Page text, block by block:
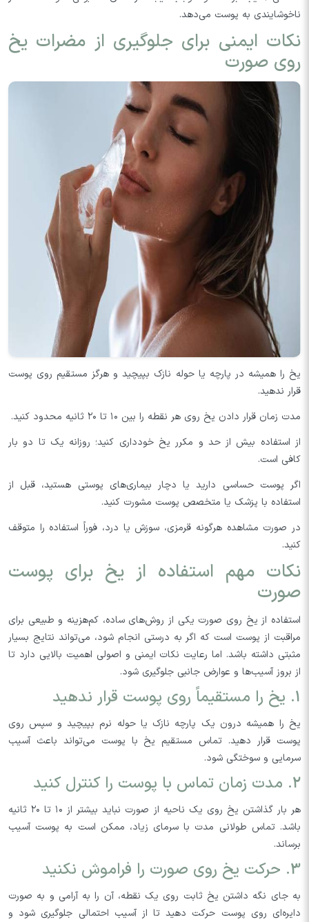
ناخوشایندی به پوست می‌دهد.
نکات ایمنی برای جلوگیری از مضرات یخ
روی صورت
یخ را همیشه در پارچه یا حوله نازک بپیچید و هرگز مستقیم روی پوست
قرار ندهید.
مدت زمان قرار دادن یخ روی هر نقطه را بین ۱۰ تا ۲۰ ثانیه محدود کنید.
از استفاده بیش از حد و مکرر یخ خودداری کنید؛ روزانه یک تا دو بار
کافی است.
اگر پوست حساسی دارید یا دچار بیماری‌های پوستی هستید، قبل از
استفاده با پزشک یا متخصص پوست مشورت کنید.
در صورت مشاهده هرگونه قرمزی، سوزش یا درد، فوراً استفاده را متوقف
کنید.
نکات مهم استفاده از یخ برای پوست
صورت
استفاده از یخ روی صورت یکی از روش‌های ساده، کم‌هزینه و طبیعی برای
مراقبت از پوست است که اگر به درستی انجام شود، می‌تواند نتایج بسیار
مثبتی داشته باشد. اما رعایت نکات ایمنی و اصولی اهمیت بالایی دارد تا
از بروز آسیب‌ها و عوارض جانبی جلوگیری شود.
1. یخ را مستقیماً روی پوست قرار ندهید
یخ را همیشه درون یک پارچه نازک یا حوله نرم بپیچید و سپس روی
پوست قرار دهید. تماس مستقیم یخ با پوست می‌تواند باعث آسیب
سرمایی و سوختگی شود.
2. مدت زمان تماس با پوست را کنترل کنید
هر بار گذاشتن یخ روی یک ناحیه از صورت نباید بیشتر از ۱۰ تا ۲۰ ثانیه
باشد. تماس طولانی مدت با سرمای زیاد، ممکن است به پوست آسیب
برساند.
3. حرکت یخ روی صورت را فراموش نکنید
به جای نگه داشتن یخ ثابت روی یک نقطه، آن را به آرامی و به صورت
دایره‌ای روی پوست حرکت دهید تا از آسیب احتمالی جلوگیری شود و